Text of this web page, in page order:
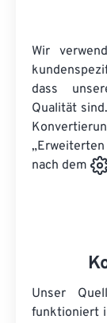
Wir
dass
Qualität
nach dem
Unser
funktioniert